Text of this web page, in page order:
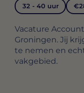
32 - 40 uur
Vacature
Groningen. Jij
te nemen en
vakgebied.